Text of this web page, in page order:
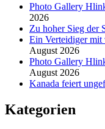
Photo Gallery
2026
Zu hoher Sieg der
Ein Verteidiger
August 2026
Photo Gallery
August 2026
Kanada feiert
Kategorien